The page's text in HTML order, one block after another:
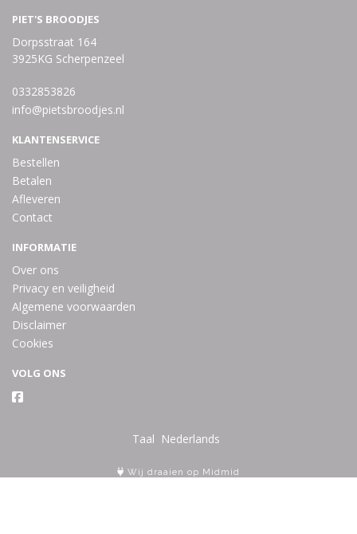
PIET'S BROODJES
Dorpsstraat 164
3925KG Scherpenzeel
0332853826
info@pietsbroodjes.nl
KLANTENSERVICE
Bestellen
Betalen
Afleveren
Contact
INFORMATIE
Over ons
Privacy en veiligheid
Algemene voorwaarden
Disclaimer
Cookies
VOLG ONS
Taal
Wij draaien op Midmid